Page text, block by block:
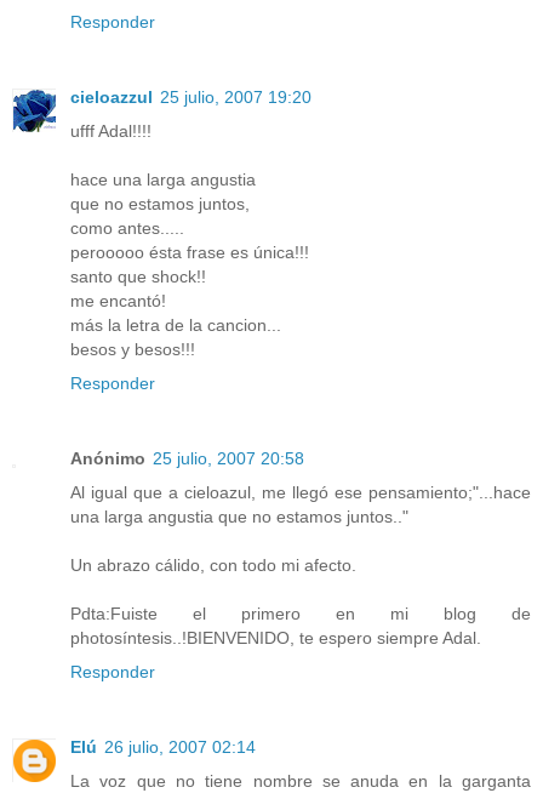
Responder
cieloazzul 25 julio, 2007 19:20
ufff Adal!!!!
hace una larga angustia
que no estamos juntos,
como antes.....
perooooo ésta frase es única!!!
santo que shock!!
me encantó!
más la letra de la cancion...
besos y besos!!!
Responder
Anónimo 25 julio, 2007 20:58
Al igual que a cieloazul, me llegó ese pensamiento;"...hace
una larga angustia que no estamos juntos.."
Un abrazo cálido, con todo mi afecto.
Pdta:Fuiste el primero en mi blog de
photosíntesis..!BIENVENIDO, te espero siempre Adal.
Responder
Elú 26 julio, 2007 02:14
La voz que no tiene nombre se anuda en la garganta